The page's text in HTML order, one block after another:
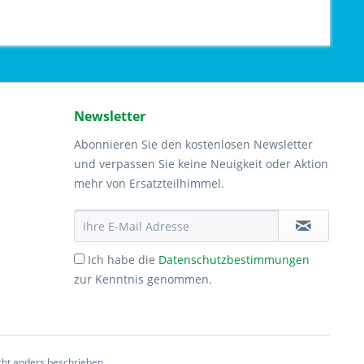
Newsletter
Abonnieren Sie den kostenlosen Newsletter
und verpassen Sie keine Neuigkeit oder Aktion
mehr von Ersatzteilhimmel.
Ich habe die Datenschutzbestimmungen
zur Kenntnis genommen.